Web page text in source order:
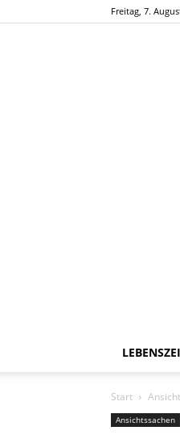
Freitag, 7.
Start
Ansichtssachen